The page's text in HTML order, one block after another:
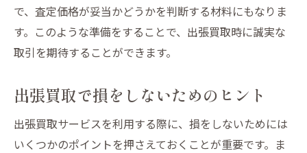
で、査定価格が妥当かどうかを判断する材料にもなりま
す。このような準備をすることで、出張買取時に誠実な
取引を期待することができます。
出張買取で損をしないためのヒント
出張買取サービスを利用する際に、損をしないためには
いくつかのポイントを押さえておくことが重要です。ま